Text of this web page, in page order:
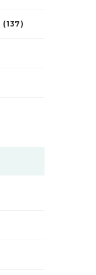
(137)